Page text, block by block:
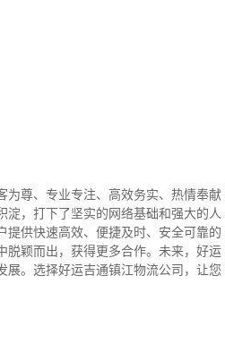
为尊、专业专注、高效务实、热情奉献
淀，打下了坚实的网络基础和强大的人
提供快速高效、便捷及时、安全可靠的
颖而出，获得更多合作。 未来，好运
展。选择好运吉通镇江物流公司，让您